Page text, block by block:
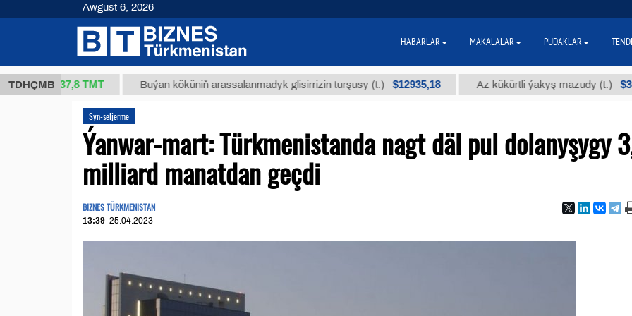
TDHÇMB
(kg.) 37,8 ТМТ Buýan köküniň arassalanmadyk glisirrizin turşusy (t.) $12935,18 Az kükürtli ýakyş mazudy (t.) $300
Syn-seljerme
Ýanwar-mart: Türkmenistanda nagt däl pul dolanyşygy
milliard manatdan geçdi
BIZNES TÜRKMENISTAN
13:39 25.04.2023
Awgust 6, 2026
HABARLAR MAKALALAR PUDAKLAR